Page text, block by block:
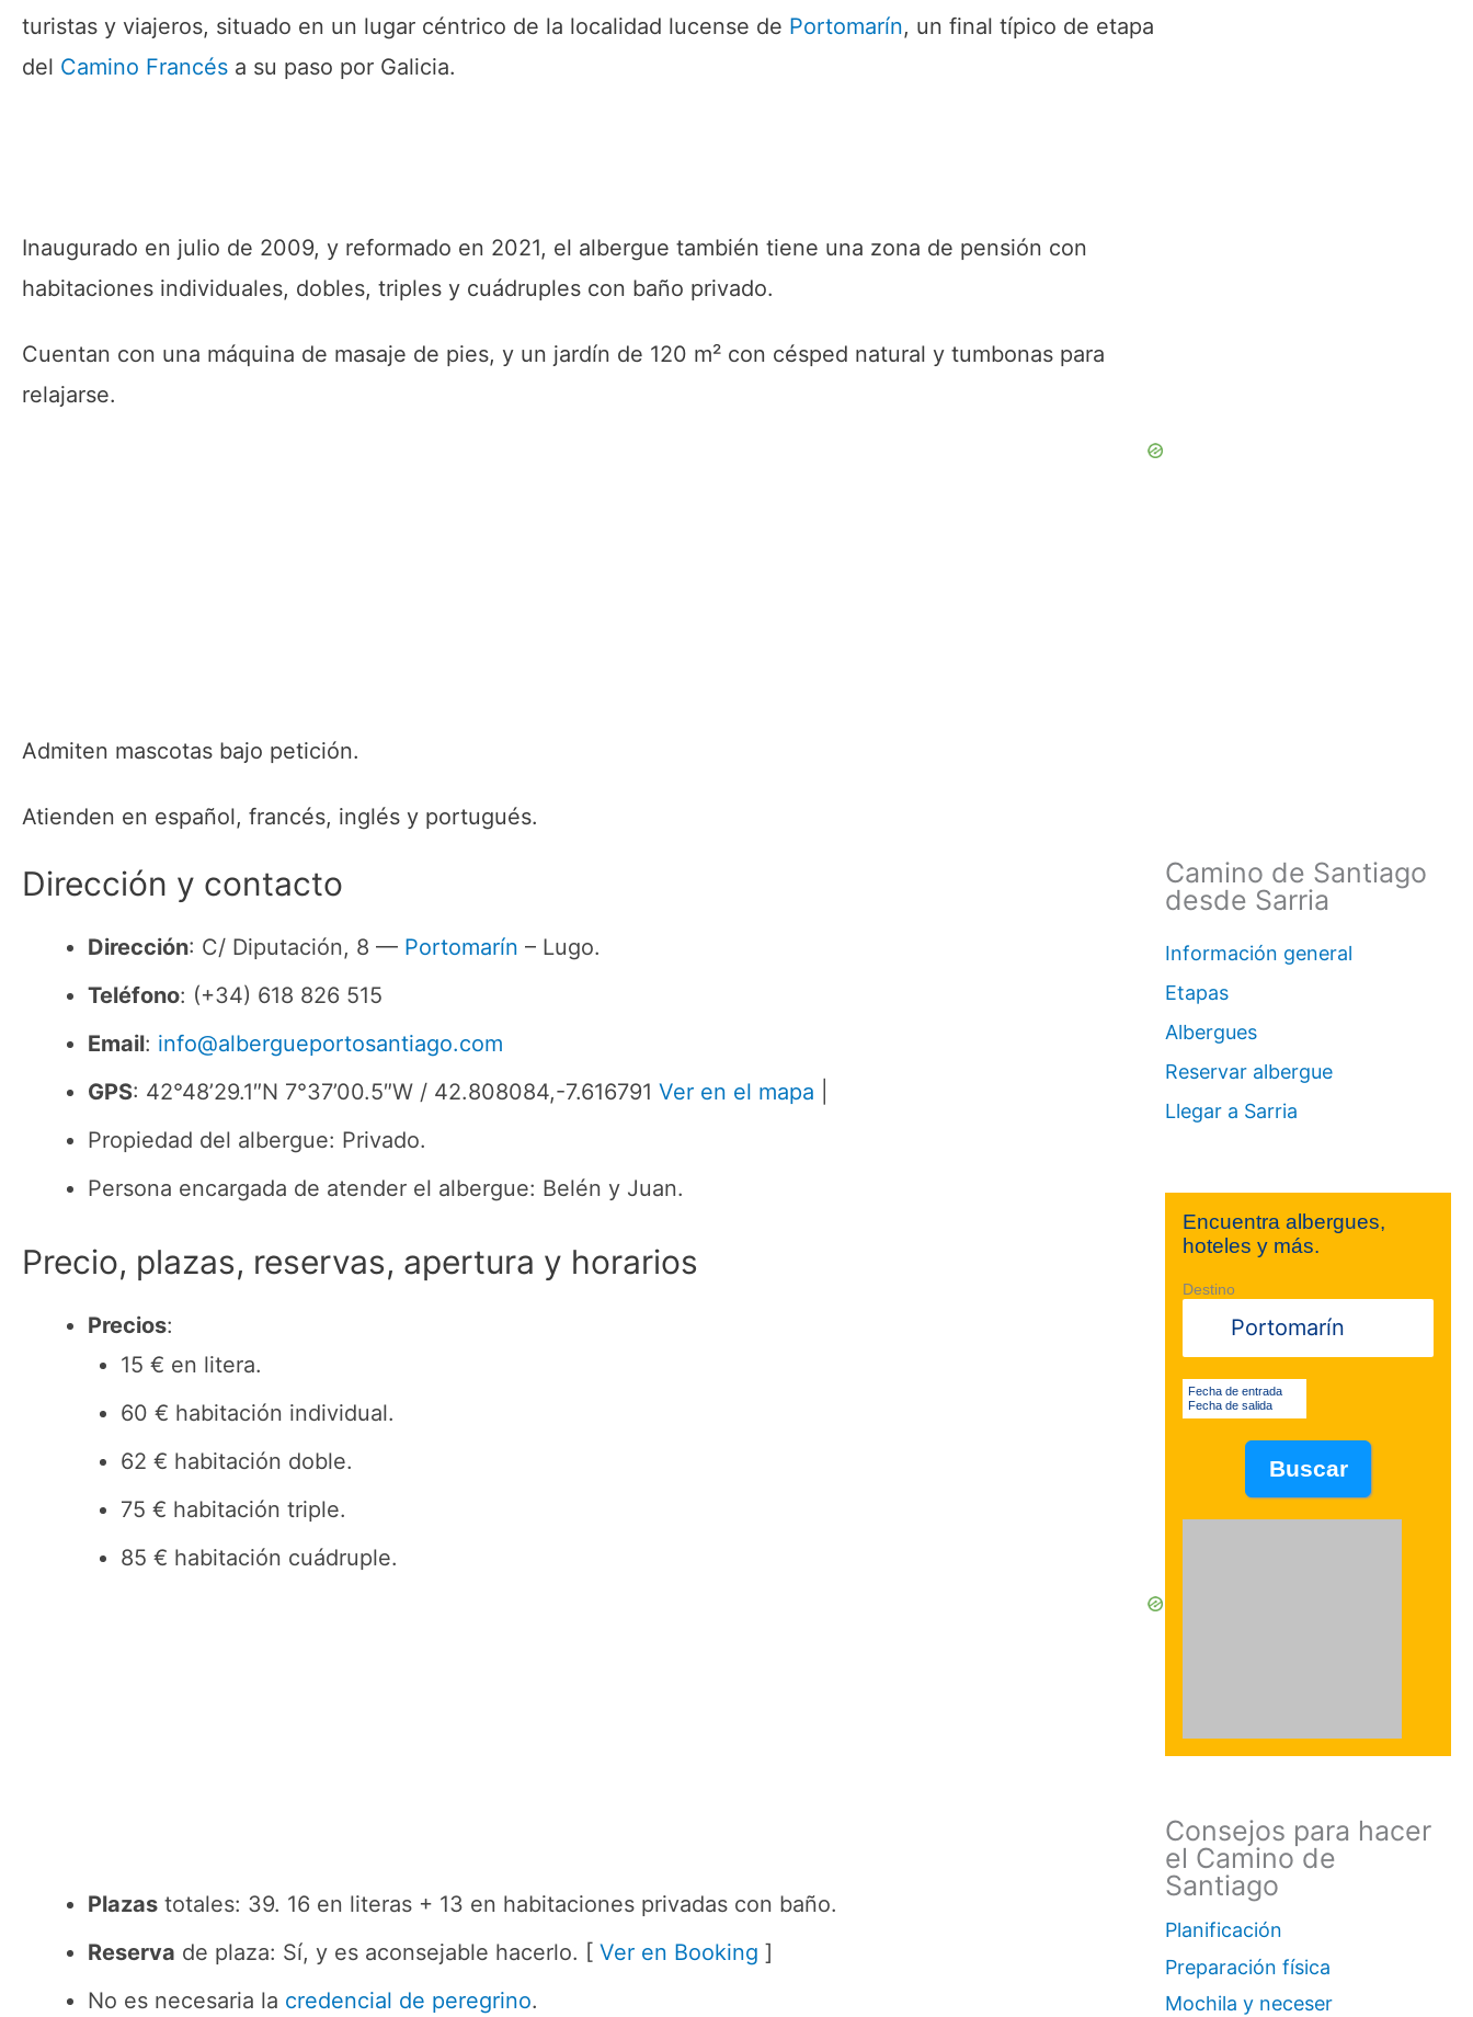
turistas y viajeros, situado en un lugar céntrico de la localidad lucense de Portomarín, un final típico de etapa
del Camino Francés a su paso por Galicia.
Inaugurado en julio de 2009, y reformado en 2021, el albergue también tiene una zona de pensión con
habitaciones individuales, dobles, triples y cuádruples con baño privado.
Cuentan con una máquina de masaje de pies, y un jardín de 120 m² con césped natural y tumbonas para
relajarse.
Admiten mascotas bajo petición.
Atienden en español, francés, inglés y portugués.
Dirección y contacto
Dirección: C/ Diputación, 8 — Portomarín – Lugo.
Teléfono: (+34) 618 826 515
Email: info@albergueportosantiago.com
GPS: 42°48’29.1″N 7°37’00.5″W / 42.808084,-7.616791 Ver en el mapa
Propiedad del albergue: Privado.
Persona encargada de atender el albergue: Belén y Juan.
Precio, plazas, reservas, apertura y horarios
Precios:
15 € en litera.
60 € habitación individual.
62 € habitación doble.
75 € habitación triple.
85 € habitación cuádruple.
Plazas totales: 39. 16 en literas + 13 en habitaciones privadas con baño.
Reserva de plaza: Sí, y es aconsejable hacerlo. [ Ver en Booking ]
No es necesaria la credencial de peregrino.
Camino de Santiago
desde Sarria
Información general
Etapas
Albergues
Reservar albergue
Llegar a Sarria
Encuentra albergues,
hoteles y más.
Destino
Fecha de entrada
Fecha de salida
Consejos para hacer
el Camino de
Santiago
Planificación
Preparación física
Mochila y neceser